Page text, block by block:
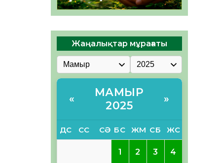
Жаңалықтар мұрағаты
«
МАМЫР
2025
»
ДС СС СӘ БС ЖМ СБ ЖС
1 2 3 4